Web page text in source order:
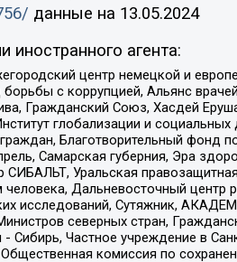
данные на 13.05.2024
агента:
центр немецкой и
борьбы с коррупцией, Альянс
Гражданский Союз, Хасдей
глобализации и
Благотворительный
Самарская губерния, Эра
Уральская
Дальневосточный центр
исследований, Сутяжник,
северных стран,
Сибирь, Частное учреждение в
комиссия по